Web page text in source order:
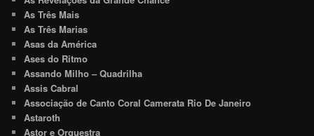
As Três Mais
As Três Marias
Asas da América
Ases do Ritmo
Assando Milho – Quadrilha
Assis Cabral
Associação de Canto Coral Camerata Rio De Janeiro
Astaroth
Astor e Orquestra